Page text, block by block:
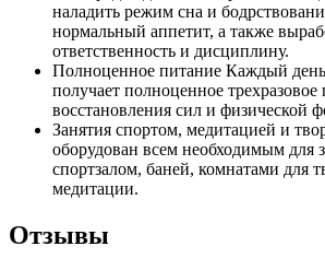
наладить режим сна и
нормальный аппетит, а также
ответственность и дисциплину.
Полноценное питание Каждый
получает полноценное трехразовое
восстановления сил и физической
Занятия спортом, медитацией и
оборудован всем необходимым для
спортзалом, баней, комнатами для
медитации.
Отзывы